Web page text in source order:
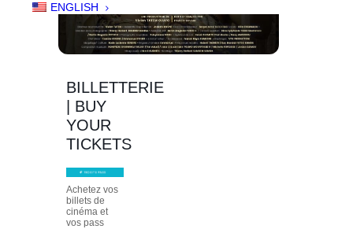
ENGLISH
BILLETTERIE
| BUY
YOUR
TICKETS
Achetez vos
billets de
cinéma et
vos pass